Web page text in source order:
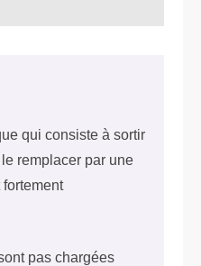
qui consiste à sortir
remplacer par une
fortement
pas chargées